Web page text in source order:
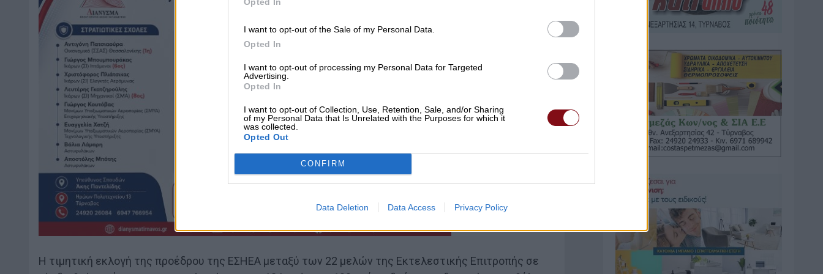
I want to opt-out of the Sale of my Personal Data.
Opted In
I want to opt-out of processing my Personal Data for Targeted
Advertising.
Opted In
I want to opt-out of Collection, Use, Retention, Sale, and/or Sharing
of my Personal Data that Is Unrelated with the Purposes for which it
was collected.
Opted Out
CONFIRM
Data Deletion Data Access Privacy Policy
Η τιμητική εκλογή της προέδρου της ΕΣΗΕΑ μεταξύ των 22 μελών της Εκτελεστικής Επιτροπής σε